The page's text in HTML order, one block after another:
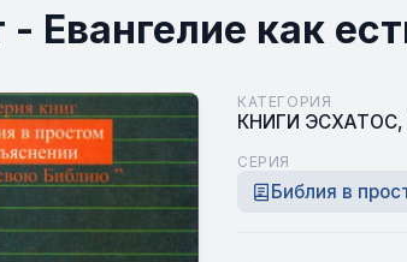
- Евангелие как
КАТЕГОРИЯ
КНИГИ ЭСХАТОС,
СЕРИЯ
Библия в